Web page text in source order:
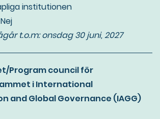
institutionen
t.o.m:onsdag 30 juni, 2027
Program council för
i International
and Global Governance (IAGG)